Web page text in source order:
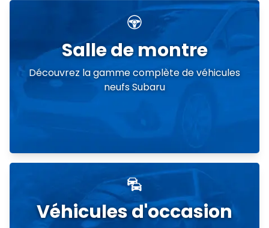
Salle de montre
Découvrez la gamme complète de véhicules
neufs Subaru
Véhicules d'occasion